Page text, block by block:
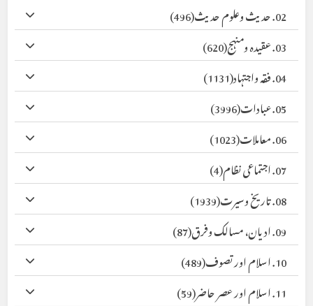
02. حدیث وعلوم حدیث
(496)
03. عقیدہ ومنہج
(620)
04. فقہ واجتہاد
(1131)
05. عبادات
(3996)
06. معاملات
(1023)
07. اجتماعی نظام
(4)
08. تاریخ وسیرت
(1939)
09. ادیان، مسالک وفرق
(87)
10. اسلام اور تصوف
(489)
11. اسلام اور عصر حاضر
(59)